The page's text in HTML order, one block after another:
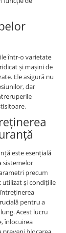
într-o varietate
și mașini de
Ele asigură nu
dar
este esențială
sistemelor
precum
utilizat și condițiile
pentru a
Acest lucru
înlocuirea